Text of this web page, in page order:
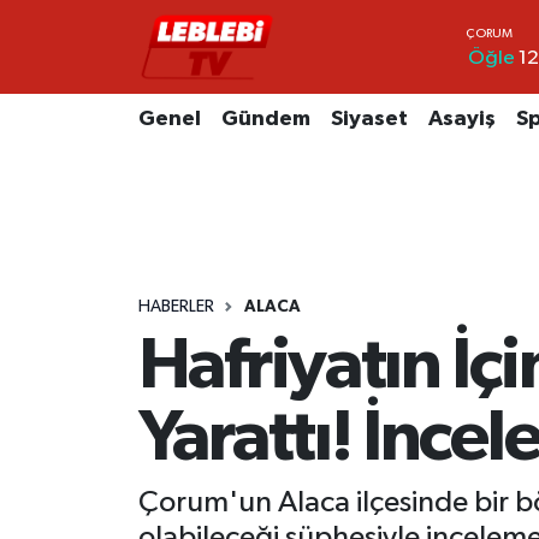
Öğle
Genel Gündem Siyaset Asayiş
HABERLER ALACA
Hafriyatın
Yarattı!
Çorum'un Alaca ilçesinde bir
Hava Durumu
Tüm Manşetler
Haber Arşivi